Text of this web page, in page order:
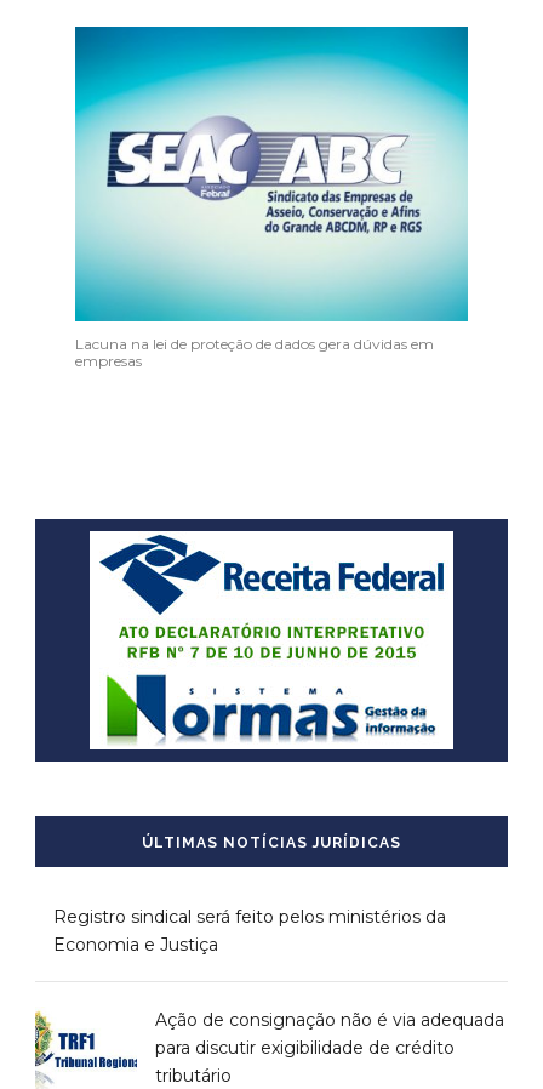
Lacuna na lei de proteção de dados gera dúvidas em
empresas
ÚLTIMAS NOTÍCIAS JURÍDICAS
Registro sindical será feito pelos ministérios da
Economia e Justiça
Ação de consignação não é via adequada
para discutir exigibilidade de crédito
tributário